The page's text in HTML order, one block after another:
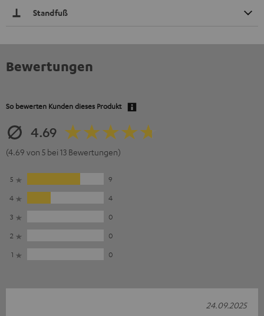
Standfuß
Bewertungen
So bewerten Kunden dieses Produkt
4.69
(4.69 von 5 bei 13 Bewertungen)
5
9
4
4
3
0
2
0
1
0
24.09.2025